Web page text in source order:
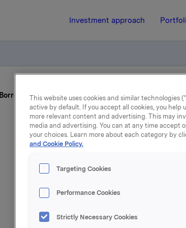
Investment approach
Borregaard selger sine aksjer i Suven
19 December 2003, 14:11 |
Borregaard
Investeringen var strategisk begrunnet
voksende finkjemiindustrien i India
This website uses cookies and similar technologies
active by default. If you accept all cookies, you help
more relevant content and advertising. This may
media and advertising. You can at any time accept
your choices. Learn more about each category by
and Cookie Policy.
Targeting Cookies
Performance Cookies
Strictly Necessary Cookies